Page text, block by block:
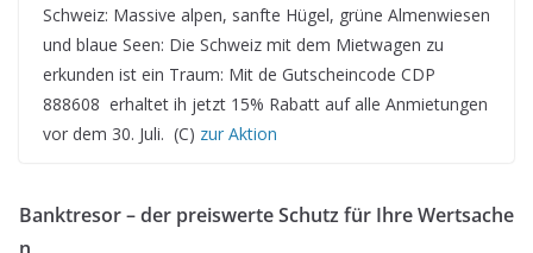
Schweiz: Massive alpen, sanfte Hügel, grüne Almenwiesen
und blaue Seen: Die Schweiz mit dem Mietwagen zu
erkunden ist ein Traum: Mit de Gutscheincode CDP
888608 erhaltet ih jetzt 15% Rabatt auf alle Anmietungen
vor dem 30. Juli. (C) zur Aktion
Banktresor – der preiswerte Schutz für Ihre Wertsache